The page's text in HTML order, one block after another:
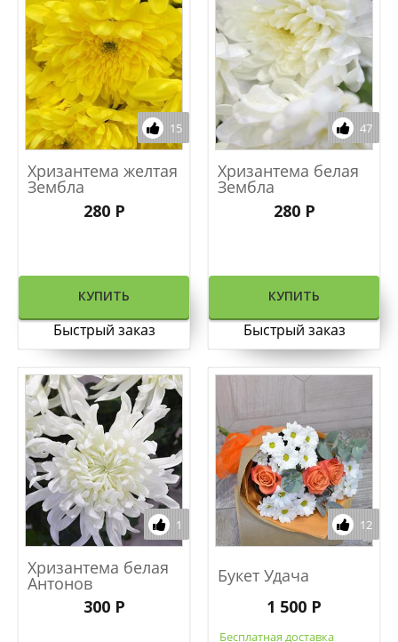
15
Хризантема желтая
Зембла
280 Р
КУПИТЬ
Быстрый заказ
47
Хризантема белая
Зембла
280 Р
КУПИТЬ
Быстрый заказ
1
Хризантема белая
Антонов
300 Р
12
Букет Удача
1 500 Р
Бесплатная доставка